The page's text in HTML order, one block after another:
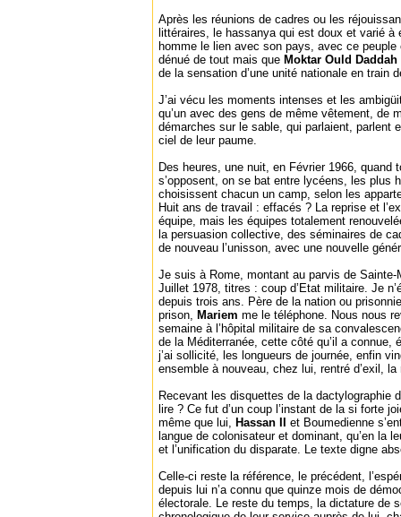
Après les réunions de cadres ou les
littéraires, le hassanya qui est doux et varié à
homme le lien avec son pays, avec ce
dénué de tout mais que Moktar Ould Daddah
de la sensation d’une unité nationale en train
J’ai vécu les moments intenses et les
qu’un avec des gens de même vêtement, de
démarches sur le sable, qui parlaient, parlent
ciel de leur paume.
Des heures, une nuit, en Février 1966, quand
s’opposent, on se bat entre lycéens, les plus
choisissent chacun un camp, selon les
Huit ans de travail : effacés ? La reprise et
équipe, mais les équipes totalement
la persuasion collective, des séminaires de
de nouveau l’unisson, avec une nouvelle
Je suis à Rome, montant au parvis de Sainte-
Juillet 1978, titres : coup d’Etat militaire. Je
depuis trois ans. Père de la nation ou
prison, Mariem me le téléphone. Nous nous
semaine à l’hôpital militaire de sa
de la Méditerranée, cette côté qu’il a connue,
j’ai sollicité, les longueurs de journée, enfin
ensemble à nouveau, chez lui, rentré d’exil,
Recevant les disquettes de la dactylographie
lire ? Ce fut d’un coup l’instant de la si forte
même que lui, Hassan II et Boumedienne
langue de colonisateur et dominant, qu’en la
et l’unification du disparate. Le texte digne
Celle-ci reste la référence, le précédent,
depuis lui n’a connu que quinze mois de
électorale. Le reste du temps, la dictature de